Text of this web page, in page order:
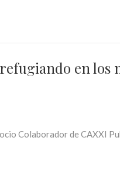
en los
Colaborador de CAXXI